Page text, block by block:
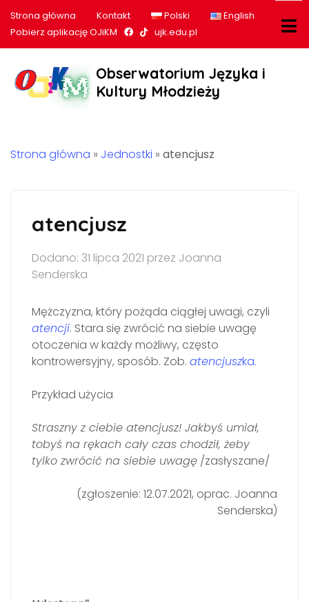
Strona główna Kontakt Polski
English
Pobierz aplikację OJiKM
Nasz profil na Facebook
Nasz profil na tiktok
ujk.edu.pl
Obserwatorium Języka i
Kultury Młodzieży
Strona główna » Jednostki » atencjusz
atencjusz
Dodano: 31 lipca 2021 przez Joanna
Senderska
Mężczyzna, który pożąda ciągłej uwagi, czyli
atencji. Stara się zwrócić na siebie uwagę
otoczenia w każdy możliwy, często
kontrowersyjny, sposób. Zob. atencjuszka.
Przykład użycia
Straszny z ciebie atencjusz! Jakbyś umiał,
tobyś na rękach cały czas chodził, żeby
tylko zwrócić na siebie uwagę /zasłyszane/
(zgłoszenie: 12.07.2021, oprac. Joanna
Senderska)